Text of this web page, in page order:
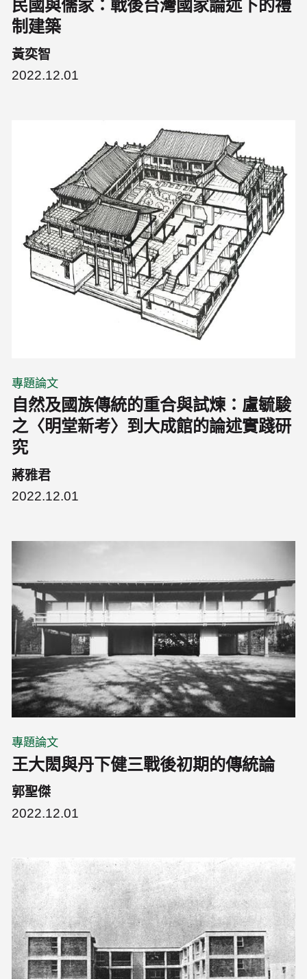
民國與儒家：戰後台灣國家論述下的禮
制建築
黃奕智
2022.12.01
專題論文
自然及國族傳統的重合與試煉：盧毓駿
之〈明堂新考〉到大成館的論述實踐研
究
蔣雅君
2022.12.01
專題論文
王大閎與丹下健三戰後初期的傳統論
郭聖傑
2022.12.01